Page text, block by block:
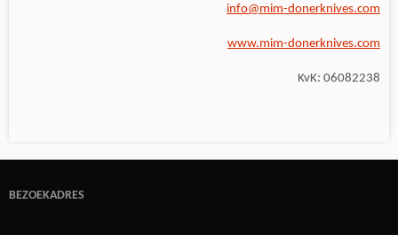
info@mim-donerknives.com
www.mim-donerknives.com
KvK: 06082238
BEZOEKADRES